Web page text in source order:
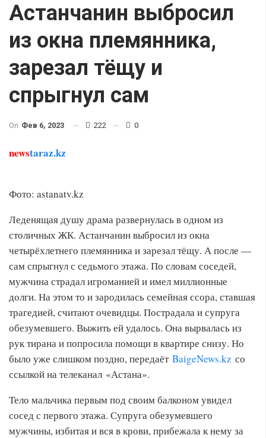
Астанчанин выбросил
из окна племянника,
зарезал тёщу и
спрыгнул сам
On Фев 6, 2023 222 0
newstaraz.kz
Фото: astanatv.kz
Леденящая душу драма развернулась в одном из
столичных ЖК. Астанчанин выбросил из окна
четырёхлетнего племянника и зарезал тёщу. А после —
сам спрыгнул с седьмого этажа. По словам соседей,
мужчина страдал игроманией и имел миллионные
долги. На этом то и зародилась семейная ссора, ставшая
трагедией, считают очевидцы. Пострадала и супруга
обезумевшего. Выжить ей удалось. Она вырвалась из
рук тирана и попросила помощи в квартире снизу. Но
было уже слишком поздно, передаёт BaigeNews.kz со
ссылкой на телеканал «Астана».
Тело мальчика первым под своим балконом увидел
сосед с первого этажа. Супруга обезумевшего
мужчины, избитая и вся в крови, прибежала к нему за